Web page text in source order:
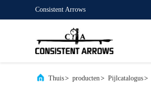
Consistent Arrows
Thuis> producten> Pijlcatalogus>